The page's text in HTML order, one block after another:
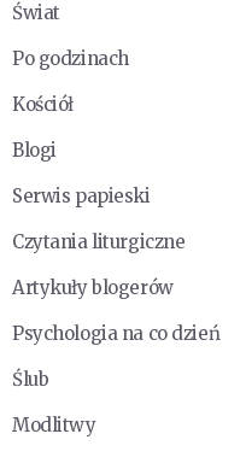
Świat
Po godzinach
Kościół
Blogi
Serwis papieski
Czytania liturgiczne
Artykuły blogerów
Psychologia na co dzień
Ślub
Modlitwy